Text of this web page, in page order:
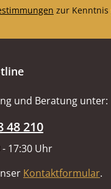
zur
und Beratung unter:
48 210
- 17:30 Uhr
Kontaktformular.